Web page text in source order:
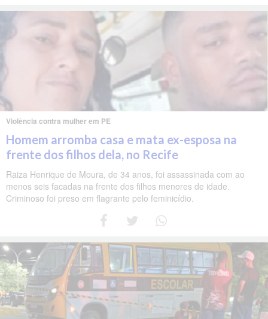
Violência contra mulher em PE
Homem arromba casa e mata ex-esposa na
frente dos filhos dela, no Recife
Raiza Henrique de Moura, de 34 anos, foi assassinada com ao
menos seis facadas na frente dos filhos menores de idade.
Criminoso foi preso em flagrante pelo feminicídio.